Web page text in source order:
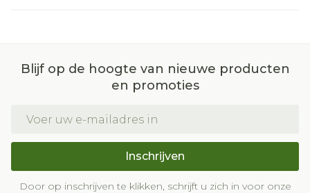
Blijf op de hoogte van nieuwe producten
en promoties
Inschrijven
Door op inschrijven te klikken, schrijft u zich in voor onze